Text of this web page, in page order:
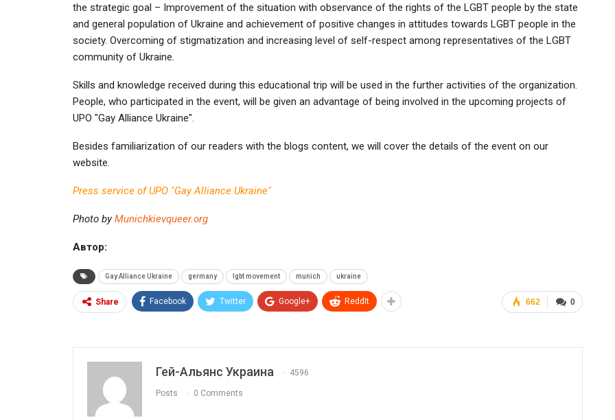
the strategic goal – Improvement of the situation with observance of the rights of the LGBT people by the state
and general population of Ukraine and achievement of positive changes in attitudes towards LGBT people in the
society. Overcoming of stigmatization and increasing level of self-respect among representatives of the LGBT
community of Ukraine.
Skills and knowledge received during this educational trip will be used in the further activities of the organization.
People, who participated in the event, will be given an advantage of being involved in the upcoming projects of
UPO "Gay Alliance Ukraine".
Besides familiarization of our readers with the blogs content, we will cover the details of the event on our
website.
Press service of UPO "Gay Alliance Ukraine"
Photo byМunichkievqueer.org
Автор:
Gay Alliance Ukraine germany lgbt movement munich ukraine
0
662
Share Facebook Twitter Google+ ReddIt
Гей-Альянс Украина 4596
Posts 0 Comments